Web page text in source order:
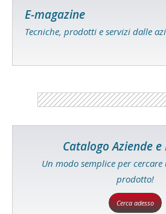
E-magazine
Tecniche, prodotti e servizi dalle
Catalogo Aziende
Un modo semplice per
prodotto!
Cerca adesso